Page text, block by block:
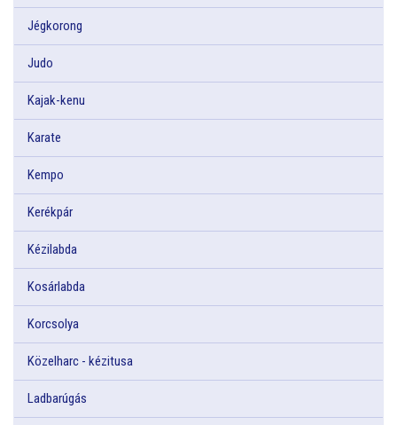
Jégkorong
Judo
Kajak-kenu
Karate
Kempo
Kerékpár
Kézilabda
Kosárlabda
Korcsolya
Közelharc - kézitusa
Ladbarúgás